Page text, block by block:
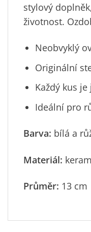
stylový
životnost.
Neobvyklý
Originální
Každý kus
Ideální pro
Barva: bílá a
Materiál:
Průměr: 13 cm